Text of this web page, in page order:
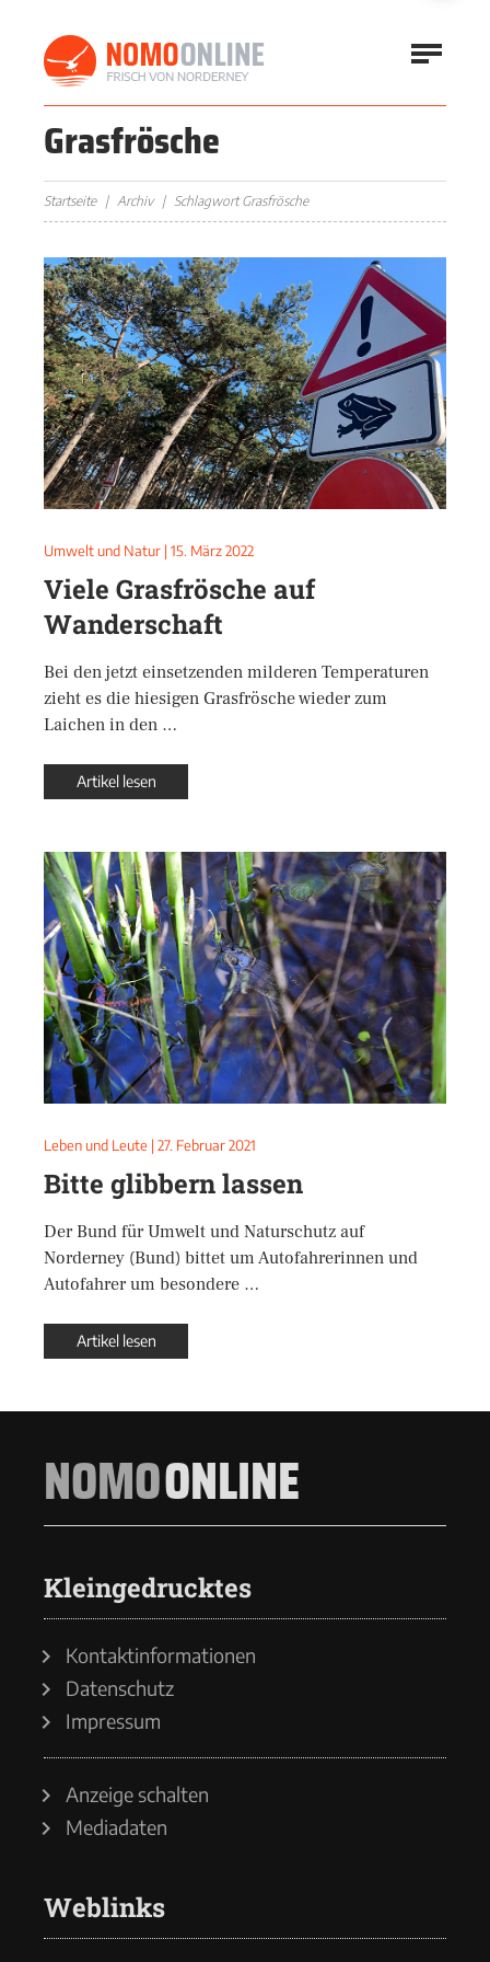
Grasfrösche
Startseite Archiv Schlagwort Grasfrösche
Umwelt und Natur | 15. März 2022
Viele Grasfrösche auf
Wanderschaft
Bei den jetzt einsetzenden milderen Temperaturen
zieht es die hiesigen Grasfrösche wieder zum
Laichen in den …
Artikel lesen
Leben und Leute | 27. Februar 2021
Bitte glibbern lassen
Der Bund für Umwelt und Naturschutz auf
Norderney (Bund) bittet um Autofahrerinnen und
Autofahrer um besondere …
Artikel lesen
NOMOONLINE
Kleingedrucktes
Kontaktinformationen
Datenschutz
Impressum
Anzeige schalten
Mediadaten
Weblinks